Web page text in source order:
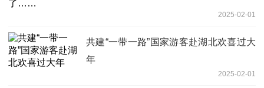
2025-02-01
共建“一带一路”国家游客赴湖北欢喜过大
年
2025-02-01